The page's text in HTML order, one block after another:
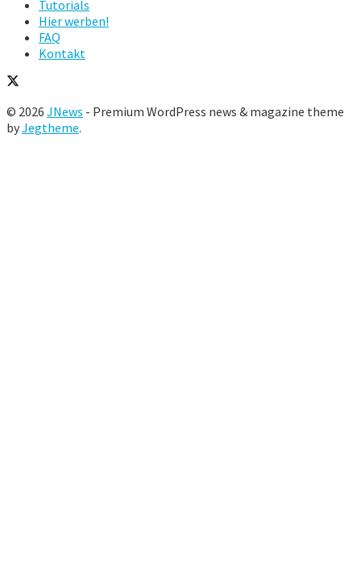
Tutorials
Hier werben!
FAQ
Kontakt
© 2026 JNews - Premium WordPress news & magazine theme
byJegtheme.